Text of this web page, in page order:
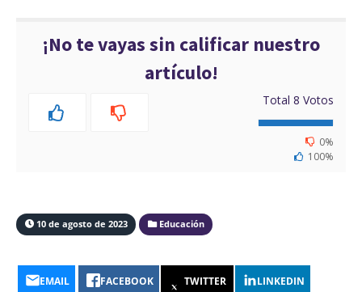
¡No te vayas sin calificar nuestro
artículo!
Total 8 Votos
0%
100%
10 de agosto de 2023 Educación
EMAIL FACEBOOK TWITTER LINKEDIN